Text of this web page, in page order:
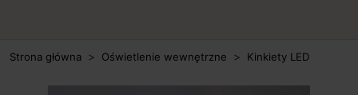
Strona główna Oświetlenie wewnętrzne Kinkiety LED